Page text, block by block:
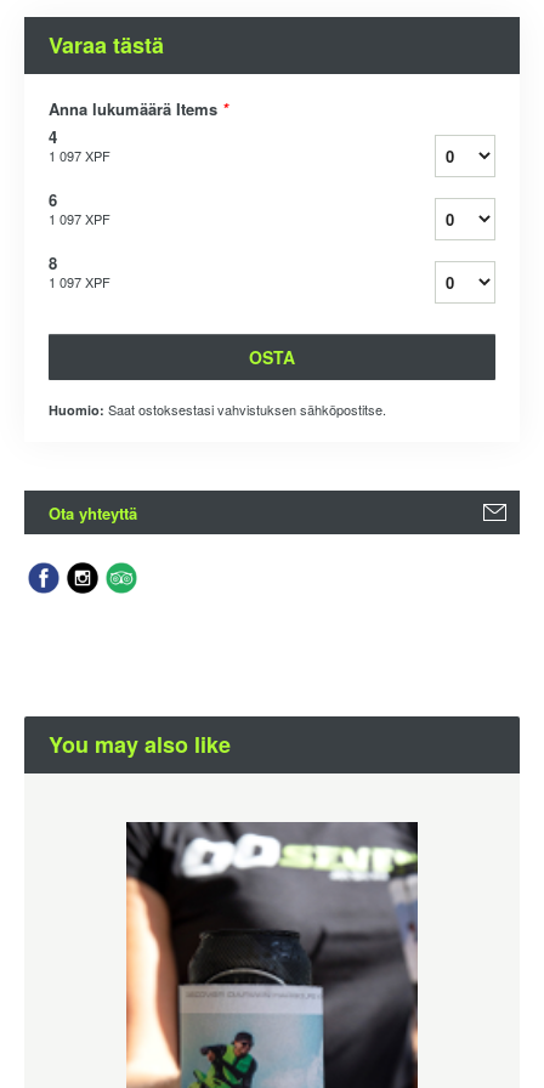
Varaa tästä
Anna lukumäärä Items *
4
1 097 XPF
6
1 097 XPF
8
1 097 XPF
OSTA
Huomio: Saat ostoksestasi vahvistuksen sähköpostitse.
Ota yhteyttä
You may also like